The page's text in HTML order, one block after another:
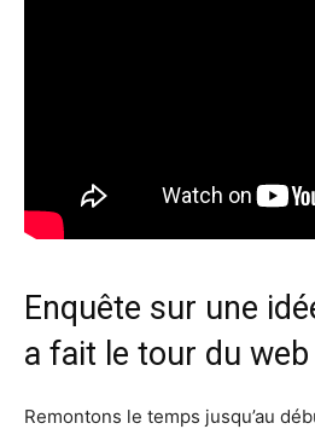
Enquête sur une
a fait le tour du web
Remontons le temps jusqu’au